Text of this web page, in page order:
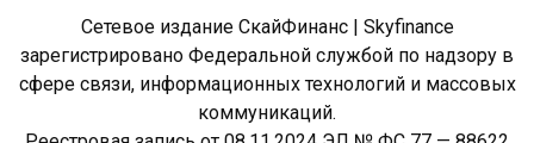
Сетевое издание СкайФинанс | Skyfinance
зарегистрировано Федеральной службой по надзору в
сфере связи, информационных технологий и массовых
коммуникаций.